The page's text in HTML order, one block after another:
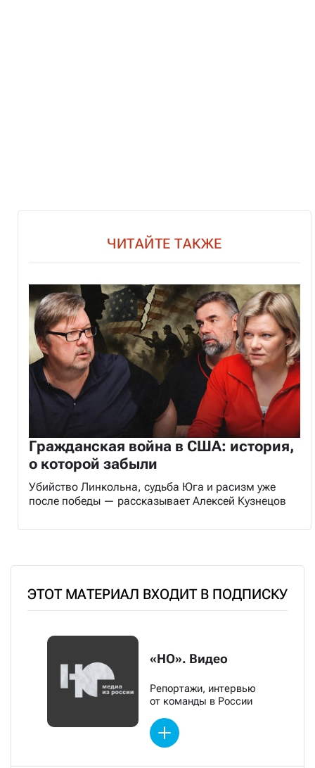
ЧИТАЙТЕ ТАКЖЕ
Гражданская война в США: история,
о которой забыли
Убийство Линкольна, судьба Юга и расизм уже
после победы — рассказывает Алексей Кузнецов
ЭТОТ МАТЕРИАЛ ВХОДИТ В ПОДПИСКУ
«НО». Видео
Репортажи, интервью
от команды в России